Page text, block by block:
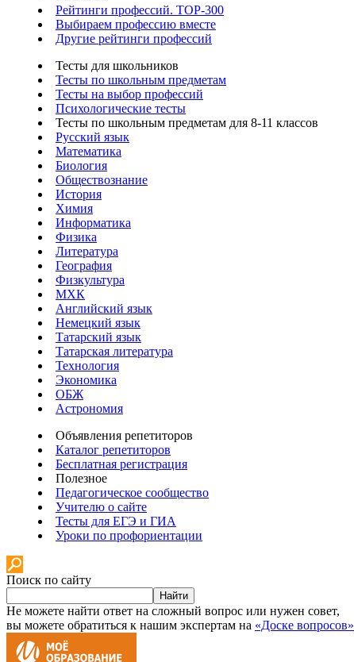
Рейтинги профессий. TOP-300
Выбираем профессию вместе
Другие рейтинги профессий
Тесты для школьников
Тесты по школьным предметам
Тесты на выбор профессий
Психологические тесты
Тесты по школьным предметам для 8-11 классов
Русский язык
Математика
Биология
Обществознание
История
Химия
Информатика
Физика
Литература
География
Физкультура
МХК
Английский язык
Немецкий язык
Татарский язык
Татарская литература
Технология
Экономика
ОБЖ
Астрономия
Объявления репетиторов
Каталог репетиторов
Бесплатная регистрация
Полезное
Педагогическое сообщество
Учителю о сайте
Тесты для ЕГЭ и ГИА
Уроки по профориентации
Поиск по сайту
Найти
Не можете найти ответ на сложный вопрос или нужен совет,
вы можете обратиться к нашим экспертам на «Доске вопросов»